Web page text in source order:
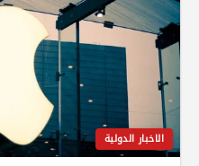
الاخبار الدولية